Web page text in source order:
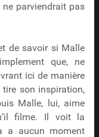
ne parviendrait pas
de savoir si Malle
que, ne
ici de manière
tire son inspiration,
Malle, lui, aime
filme. Il voit la
a aucun moment